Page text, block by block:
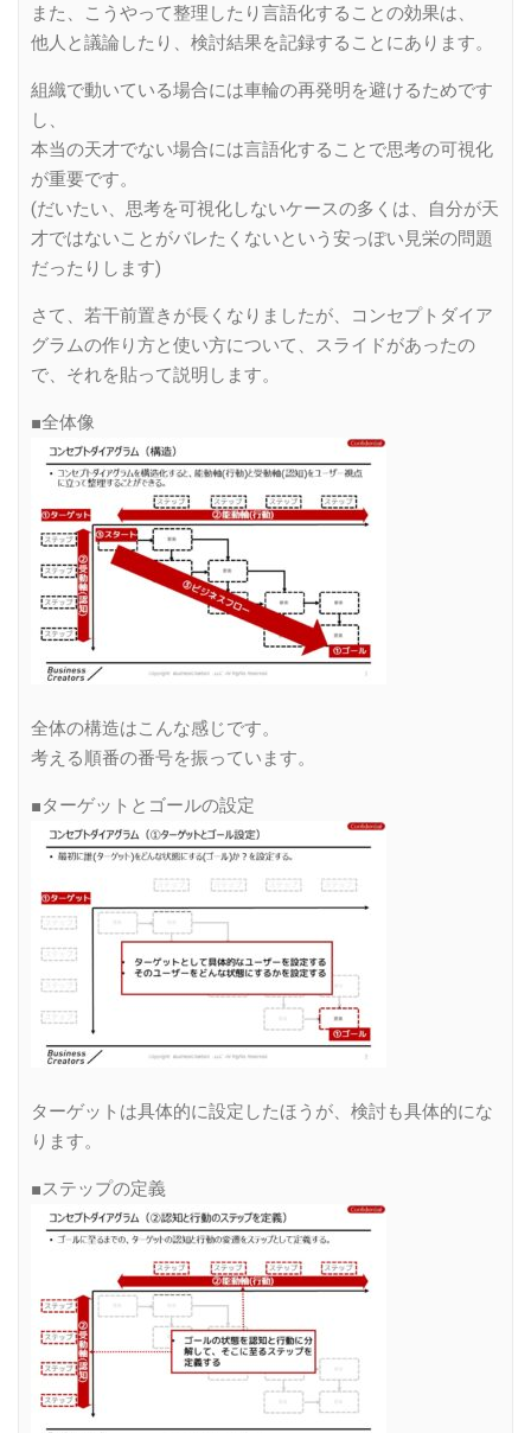
また、こうやって整理したり言語化することの効果は、
他人と議論したり、検討結果を記録することにあります。
組織で動いている場合には車輪の再発明を避けるためです
し、
本当の天才でない場合には言語化することで思考の可視化
が重要です。
(だいたい、思考を可視化しないケースの多くは、自分が天
才ではないことがバレたくないという安っぽい見栄の問題
だったりします)
さて、若干前置きが長くなりましたが、コンセプトダイア
グラムの作り方と使い方について、スライドがあったの
で、それを貼って説明します。
■全体像
全体の構造はこんな感じです。
考える順番の番号を振っています。
■ターゲットとゴールの設定
ターゲットは具体的に設定したほうが、検討も具体的にな
ります。
■ステップの定義